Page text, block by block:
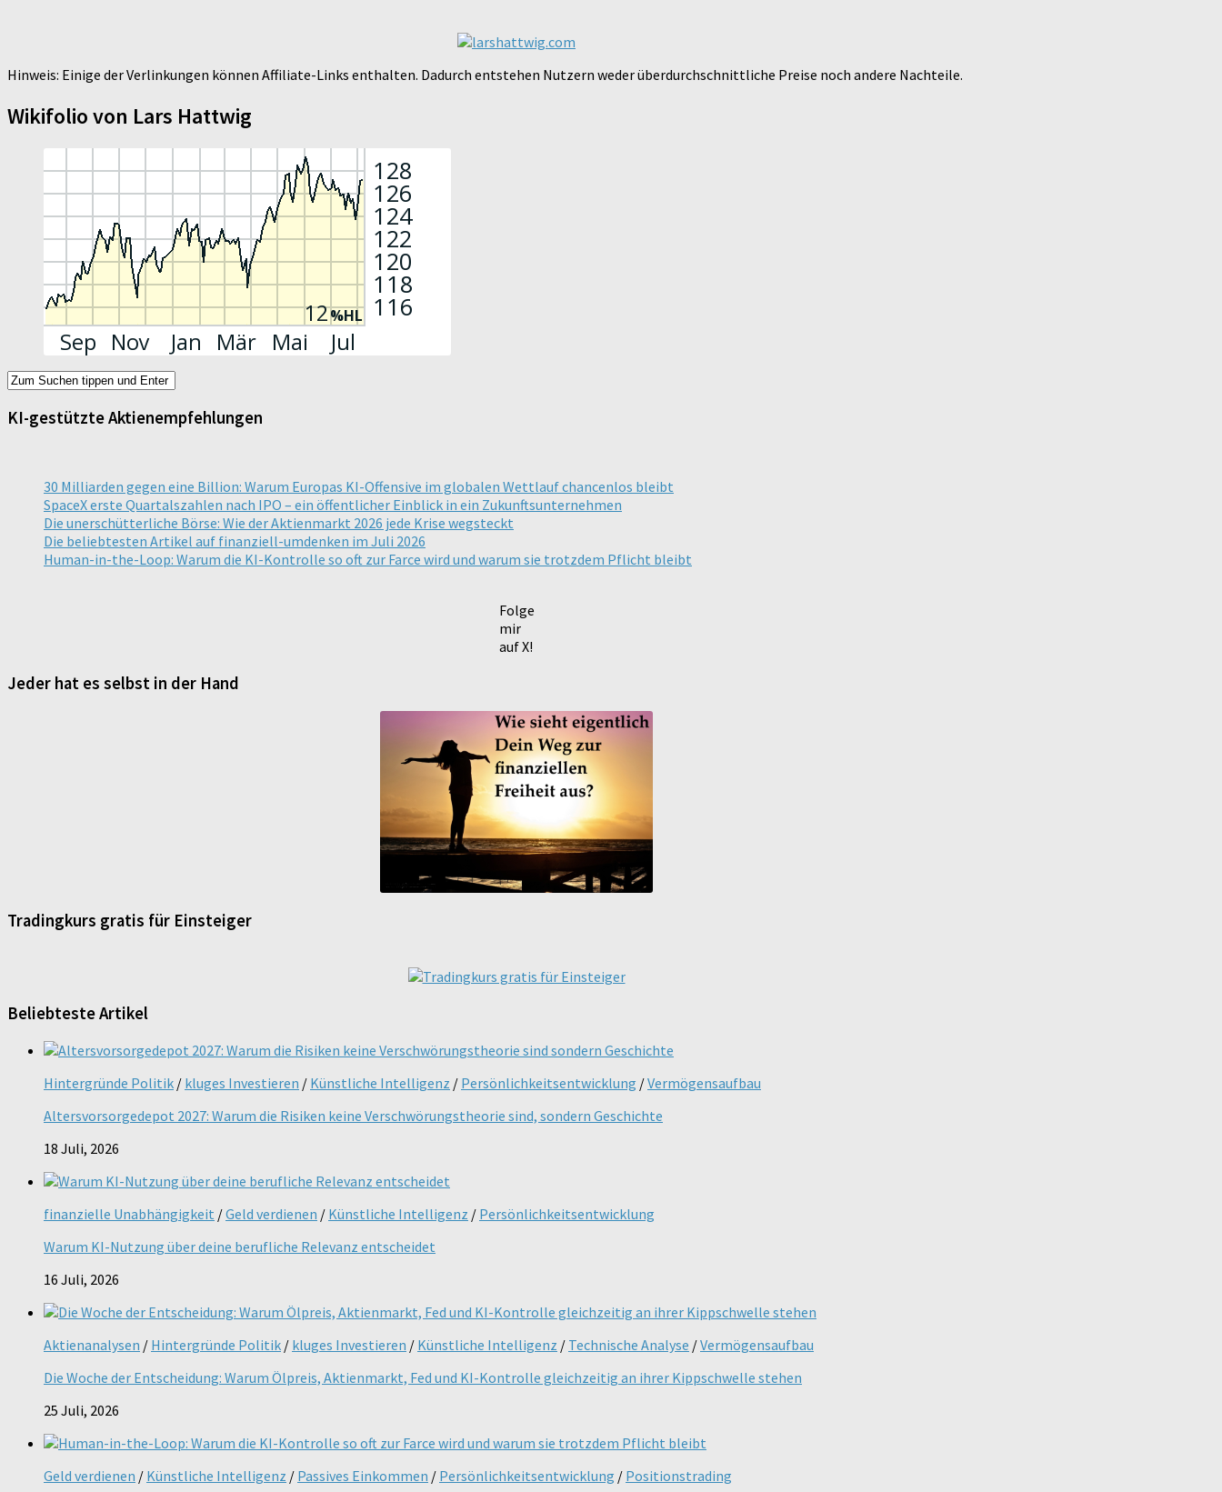
Hinweis: Einige der Verlinkungen können Affiliate-Links enthalten. Dadurch entstehen Nutzern weder überdurchschnittliche Preise noch andere Nachteile.
Wikifolio von Lars Hattwig
KI-gestützte Aktienempfehlungen
30 Milliarden gegen eine Billion: Warum Europas KI-Offensive im globalen Wettlauf chancenlos bleibt
SpaceX erste Quartalszahlen nach IPO – ein öffentlicher Einblick in ein Zukunftsunternehmen
Die unerschütterliche Börse: Wie der Aktienmarkt 2026 jede Krise wegsteckt
Die beliebtesten Artikel auf finanziell-umdenken im Juli 2026
Human-in-the-Loop: Warum die KI-Kontrolle so oft zur Farce wird und warum sie trotzdem Pflicht bleibt
Folge
mir
auf X!
Jeder hat es selbst in der Hand
Tradingkurs gratis für Einsteiger
Beliebteste Artikel
Hintergründe Politik / kluges Investieren / Künstliche Intelligenz / Persönlichkeitsentwicklung /Vermögensaufbau
Altersvorsorgedepot 2027: Warum die Risiken keine Verschwörungstheorie sind, sondern Geschichte
18 Juli, 2026
finanzielle Unabhängigkeit /Geld verdienen / Künstliche Intelligenz / Persönlichkeitsentwicklung
Warum KI-Nutzung über deine berufliche Relevanz entscheidet
16 Juli, 2026
Aktienanalysen / Hintergründe Politik / kluges Investieren / Künstliche Intelligenz / Technische Analyse /Vermögensaufbau
Die Woche der Entscheidung: Warum Ölpreis, Aktienmarkt, Fed und KI-Kontrolle gleichzeitig an ihrer Kippschwelle stehen
25 Juli, 2026
Geld verdienen / Künstliche Intelligenz / Passives Einkommen / Persönlichkeitsentwicklung / Positionstrading